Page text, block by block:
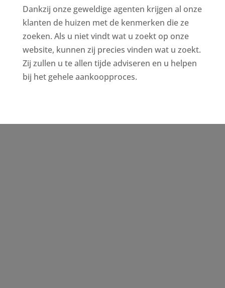
Dankzij onze geweldige agenten krijgen al onze
klanten de huizen met de kenmerken die ze
zoeken. Als u niet vindt wat u zoekt op onze
website, kunnen zij precies vinden wat u zoekt.
Zij zullen u te allen tijde adviseren en u helpen
bij het gehele aankoopproces.